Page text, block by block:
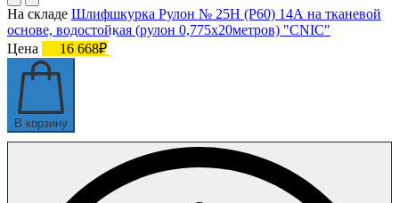
На складе Шлифшкурка Рулон № 25Н (P60) 14А на тканевой
основе, водостойкая (рулон 0,775х20метров) "CNIC"
Цена
16 668₽
В корзину